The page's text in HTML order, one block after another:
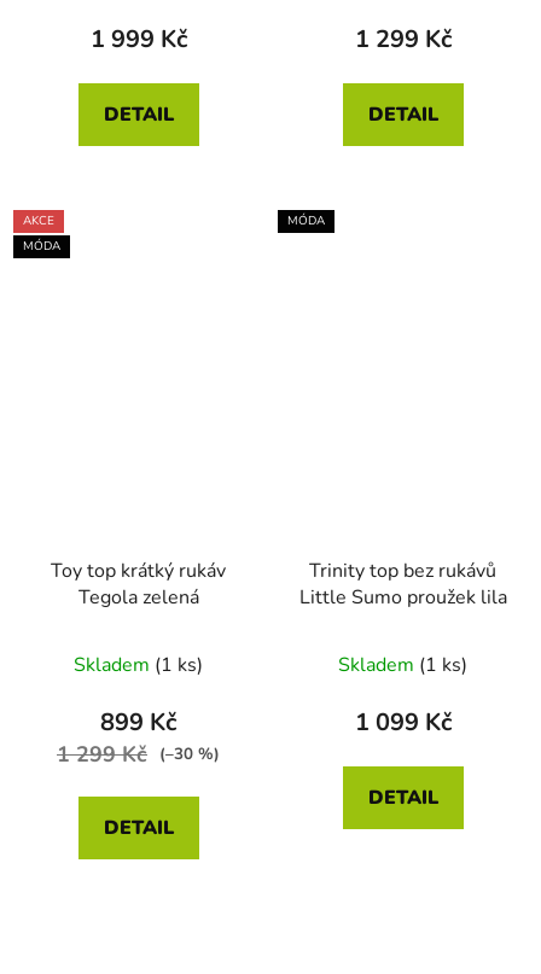
1 999 Kč
DETAIL
1 299 Kč
DETAIL
AKCE
MÓDA
Toy top krátký rukáv
Tegola zelená
Skladem (1 ks)
899 Kč
1 299 Kč (–30 %)
DETAIL
MÓDA
Trinity top bez rukávů
Little Sumo proužek lila
Skladem (1 ks)
1 099 Kč
DETAIL